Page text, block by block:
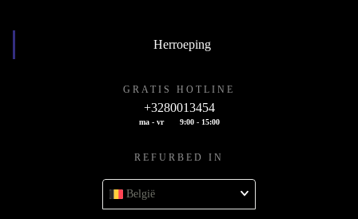
Herroeping
GRATIS HOTLINE
+3280013454
ma - vr 9:00 - 15:00
REFURBED IN
België